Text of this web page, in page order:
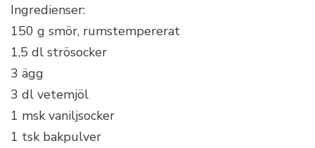
Ingredienser:
150 g smör, rumstempererat
1,5 dl strösocker
3 ägg
3 dl vetemjöl
1 msk vaniljsocker
1 tsk bakpulver